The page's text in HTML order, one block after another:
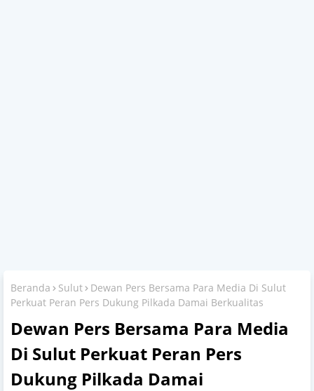
Beranda Sulut
Dewan Pers Bersama Para Media Di Sulut
Perkuat Peran Pers Dukung Pilkada Damai Berkualitas
Dewan Pers Bersama Para Media
Di Sulut Perkuat Peran Pers
Dukung Pilkada Damai